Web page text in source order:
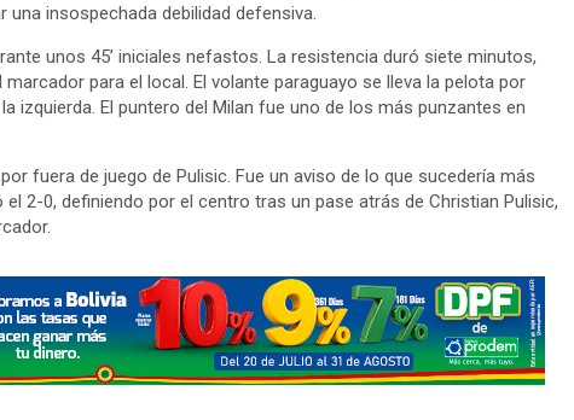
insospechada debilidad defensiva.
unos 45’ iniciales nefastos. La resistencia duró siete minutos,
para el local. El volante paraguayo se lleva la pelota por
izquierda. El puntero del Milan fue uno de los más punzantes en
fuera de juego de Pulisic. Fue un aviso de lo que sucedería más
el 2-0, definiendo por el centro tras un pase atrás de Christian Pulisic,